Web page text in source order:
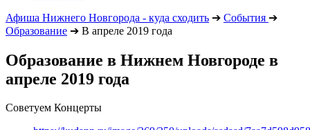
Афиша Нижнего Новгорода - куда сходить ➔ События ➔
Образование ➔ В апреле 2019 года
Образование в Нижнем Новгороде в
апреле 2019 года
Советуем Концерты